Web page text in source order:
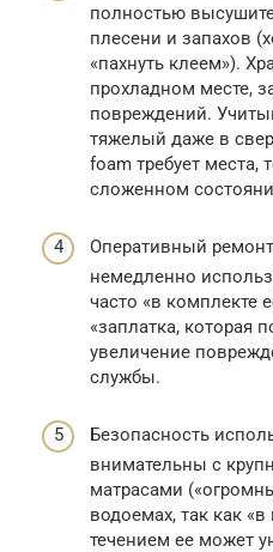
полностью
плесени и запахов
«пахнуть клеем»).
прохладном месте,
повреждений.
тяжелый даже в
foam требует места,
сложенном
Оперативный
немедленно
часто «в комплекте
«заплатка, которая
увеличение
службы.
Безопасность
внимательны с
матрасами
водоемах, так как
течением ее может